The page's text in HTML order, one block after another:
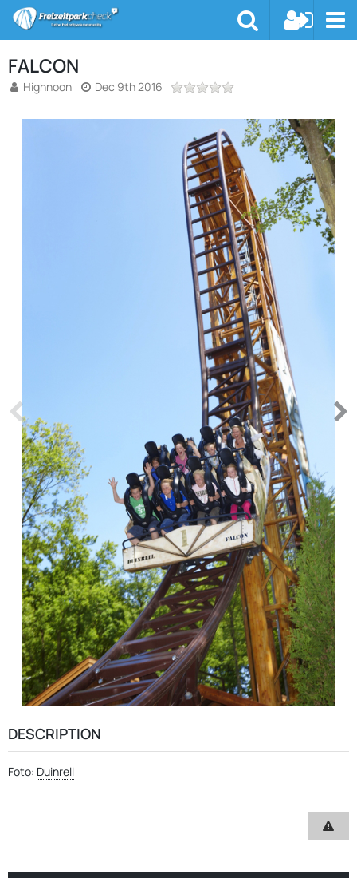
FALCON
Highnoon Dec 9th 2016
DESCRIPTION
Foto: Duinrell